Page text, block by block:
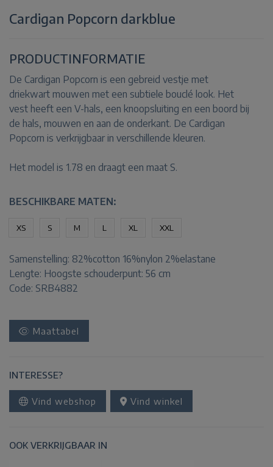
Cardigan Popcorn darkblue
PRODUCTINFORMATIE
De Cardigan Popcorn is een gebreid vestje met
driekwart mouwen met een subtiele bouclé look. Het
vest heeft een V-hals, een knoopsluiting en een boord bij
de hals, mouwen en aan de onderkant. De Cardigan
Popcorn is verkrijgbaar in verschillende kleuren.
Het model is 1.78 en draagt een maat S.
BESCHIKBARE MATEN:
XS S M L XL XXL
Samenstelling: 82%cotton 16%nylon 2%elastane
Lengte: Hoogste schouderpunt: 56 cm
Code: SRB4882
Maattabel
INTERESSE?
Vind webshop Vind winkel
OOK VERKRIJGBAAR IN